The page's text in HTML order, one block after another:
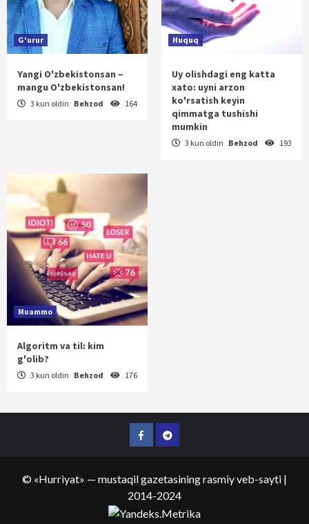
G'urur
Yangi O'zbekistonsan –
mangu O'zbekistonsan!
3 kun oldin Behzod 164
Huquq
Uy olishdagi eng katta
xato: uyni arzon
ko'rsatish keyin
qimmatga tushishi
mumkin
3 kun oldin Behzod 193
Muammo
Algoritm va til: kim
g'olib?
3 kun oldin Behzod 176
FacebookTelegram
© «Hurriyat» — mustaqil gazetasining rasmiy veb-sayti |
2014-2024